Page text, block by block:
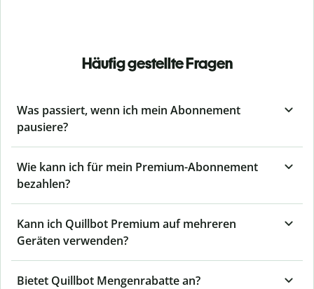
Häufig gestellte Fragen
Was passiert, wenn ich mein Abonnement
pausiere?
Wie kann ich für mein Premium-Abonnement
bezahlen?
Kann ich Quillbot Premium auf mehreren
Geräten verwenden?
Bietet Quillbot Mengenrabatte an?